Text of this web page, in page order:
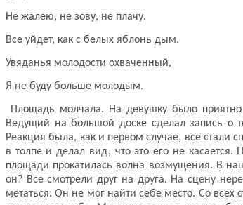
Не жалею, не зову, не плачу.
Все уйдет, как с белых яблонь дым.
Увяданья молодости охваченный,
Я не буду больше молодым.
Площадь молчала. На девушку было
Ведущий на большой доске сделал запись о
Реакция была, как и первом случае, все стали
в толпе и делал вид, что это его не
площади прокатилась волна возмущения. В
он? Все смотрели друг на друга. На сцену
метаться. Он не мог найти себе место. Со всех